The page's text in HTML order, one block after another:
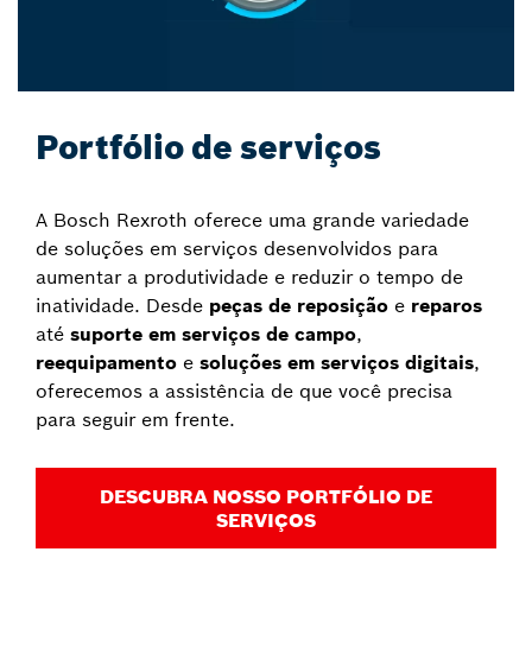
Portfólio de serviços
A Bosch Rexroth oferece uma grande variedade
de soluções em serviços desenvolvidos para
aumentar a produtividade e reduzir o tempo de
inatividade. Desde peças de reposição e reparos
até suporte em serviços de campo,
reequipamento e soluções em serviços digitais,
oferecemos a assistência de que você precisa
para seguir em frente.
DESCUBRA NOSSO PORTFÓLIO DE
SERVIÇOS